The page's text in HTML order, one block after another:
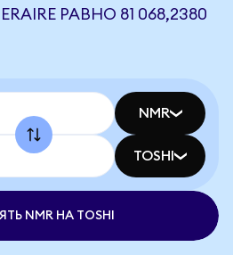
РАВНО 81 068,2380
NMR
TOSHI
NMR НА TOSHI